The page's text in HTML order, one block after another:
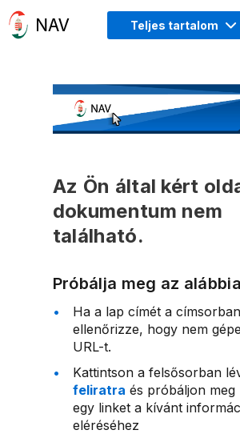
Teljes tartalom
Az Ön által kért
dokumentum nem
található.
Próbálja meg az
Ha a lap címét a
ellenőrizze, hogy nem
URL-t.
Kattintson a felsősorban
feliratra és próbáljon meg
egy linket a kívánt
eléréséhez